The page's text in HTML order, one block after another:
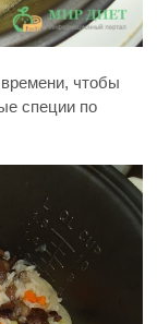
чтобы
специи по